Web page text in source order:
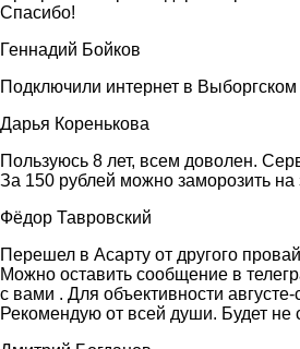
Спасибо!
Геннадий Бойков
Подключили интернет в
Дарья Коренькова
Пользуюсь 8 лет, всем доволен.
За 150 рублей можно заморозить на
Фёдор Тавровский
Перешел в Асарту от другого
Можно оставить сообщение в
с вами . Для объективности
Рекомендую от всей души. Будет не